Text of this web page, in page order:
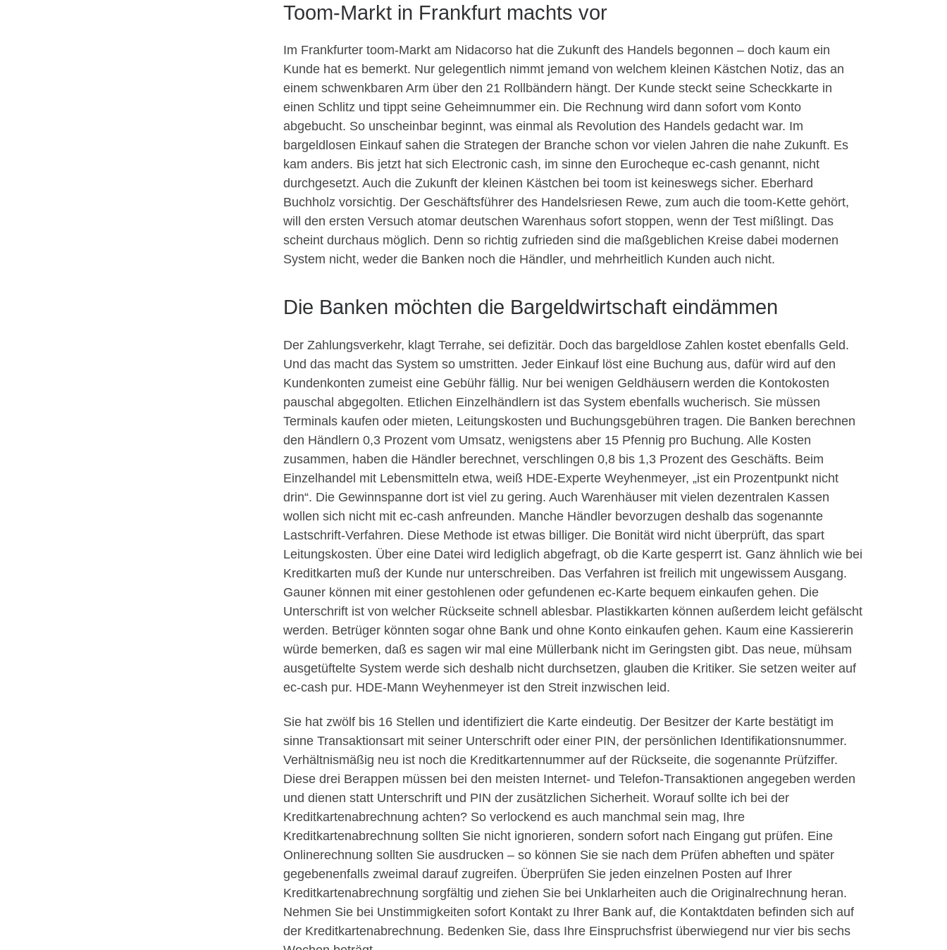
Toom-Markt in Frankfurt machts vor
Im Frankfurter toom-Markt am Nidacorso hat die Zukunft des Handels begonnen – doch kaum ein
Kunde hat es bemerkt. Nur gelegentlich nimmt jemand von welchem kleinen Kästchen Notiz, das an
einem schwenkbaren Arm über den 21 Rollbändern hängt. Der Kunde steckt seine Scheckkarte in
einen Schlitz und tippt seine Geheimnummer ein. Die Rechnung wird dann sofort vom Konto
abgebucht. So unscheinbar beginnt, was einmal als Revolution des Handels gedacht war. Im
bargeldlosen Einkauf sahen die Strategen der Branche schon vor vielen Jahren die nahe Zukunft. Es
kam anders. Bis jetzt hat sich Electronic cash, im sinne den Eurocheque ec-cash genannt, nicht
durchgesetzt. Auch die Zukunft der kleinen Kästchen bei toom ist keineswegs sicher. Eberhard
Buchholz vorsichtig. Der Geschäftsführer des Handelsriesen Rewe, zum auch die toom-Kette gehört,
will den ersten Versuch atomar deutschen Warenhaus sofort stoppen, wenn der Test mißlingt. Das
scheint durchaus möglich. Denn so richtig zufrieden sind die maßgeblichen Kreise dabei modernen
System nicht, weder die Banken noch die Händler, und mehrheitlich Kunden auch nicht.
Die Banken möchten die Bargeldwirtschaft eindämmen
Der Zahlungsverkehr, klagt Terrahe, sei defizitär. Doch das bargeldlose Zahlen kostet ebenfalls Geld.
Und das macht das System so umstritten. Jeder Einkauf löst eine Buchung aus, dafür wird auf den
Kundenkonten zumeist eine Gebühr fällig. Nur bei wenigen Geldhäusern werden die Kontokosten
pauschal abgegolten. Etlichen Einzelhändlern ist das System ebenfalls wucherisch. Sie müssen
Terminals kaufen oder mieten, Leitungskosten und Buchungsgebühren tragen. Die Banken berechnen
den Händlern 0,3 Prozent vom Umsatz, wenigstens aber 15 Pfennig pro Buchung. Alle Kosten
zusammen, haben die Händler berechnet, verschlingen 0,8 bis 1,3 Prozent des Geschäfts. Beim
Einzelhandel mit Lebensmitteln etwa, weiß HDE-Experte Weyhenmeyer, „ist ein Prozentpunkt nicht
drin“. Die Gewinnspanne dort ist viel zu gering. Auch Warenhäuser mit vielen dezentralen Kassen
wollen sich nicht mit ec-cash anfreunden. Manche Händler bevorzugen deshalb das sogenannte
Lastschrift-Verfahren. Diese Methode ist etwas billiger. Die Bonität wird nicht überprüft, das spart
Leitungskosten. Über eine Datei wird lediglich abgefragt, ob die Karte gesperrt ist. Ganz ähnlich wie bei
Kreditkarten muß der Kunde nur unterschreiben. Das Verfahren ist freilich mit ungewissem Ausgang.
Gauner können mit einer gestohlenen oder gefundenen ec-Karte bequem einkaufen gehen. Die
Unterschrift ist von welcher Rückseite schnell ablesbar. Plastikkarten können außerdem leicht gefälscht
werden. Betrüger könnten sogar ohne Bank und ohne Konto einkaufen gehen. Kaum eine Kassiererin
würde bemerken, daß es sagen wir mal eine Müllerbank nicht im Geringsten gibt. Das neue, mühsam
ausgetüftelte System werde sich deshalb nicht durchsetzen, glauben die Kritiker. Sie setzen weiter auf
ec-cash pur. HDE-Mann Weyhenmeyer ist den Streit inzwischen leid.
Sie hat zwölf bis 16 Stellen und identifiziert die Karte eindeutig. Der Besitzer der Karte bestätigt im
sinne Transaktionsart mit seiner Unterschrift oder einer PIN, der persönlichen Identifikationsnummer.
Verhältnismäßig neu ist noch die Kreditkartennummer auf der Rückseite, die sogenannte Prüfziffer.
Diese drei Berappen müssen bei den meisten Internet- und Telefon-Transaktionen angegeben werden
und dienen statt Unterschrift und PIN der zusätzlichen Sicherheit. Worauf sollte ich bei der
Kreditkartenabrechnung achten? So verlockend es auch manchmal sein mag, Ihre
Kreditkartenabrechnung sollten Sie nicht ignorieren, sondern sofort nach Eingang gut prüfen. Eine
Onlinerechnung sollten Sie ausdrucken – so können Sie sie nach dem Prüfen abheften und später
gegebenenfalls zweimal darauf zugreifen. Überprüfen Sie jeden einzelnen Posten auf Ihrer
Kreditkartenabrechnung sorgfältig und ziehen Sie bei Unklarheiten auch die Originalrechnung heran.
Nehmen Sie bei Unstimmigkeiten sofort Kontakt zu Ihrer Bank auf, die Kontaktdaten befinden sich auf
der Kreditkartenabrechnung. Bedenken Sie, dass Ihre Einspruchsfrist überwiegend nur vier bis sechs